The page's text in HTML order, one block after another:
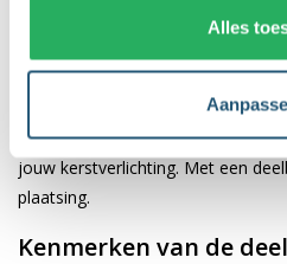
Alles
Een deelbare mast bestaat uit
eenvoudig in elkaar kan
jouw kerstverlichting. Met een
plaatsing.
Kenmerken van de